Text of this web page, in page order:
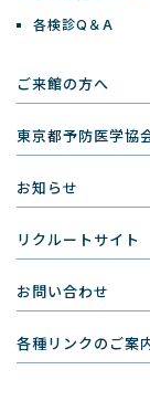
各検診Q＆A
ご来館の方へ
東京都予防医学協
お知らせ
リクルートサイト
お問い合わせ
各種リンクのご案